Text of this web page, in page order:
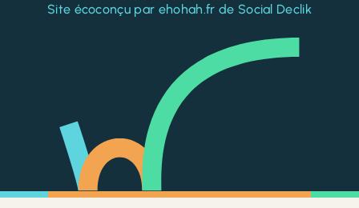
Site écoconçu par ehohah.fr de Social Declik